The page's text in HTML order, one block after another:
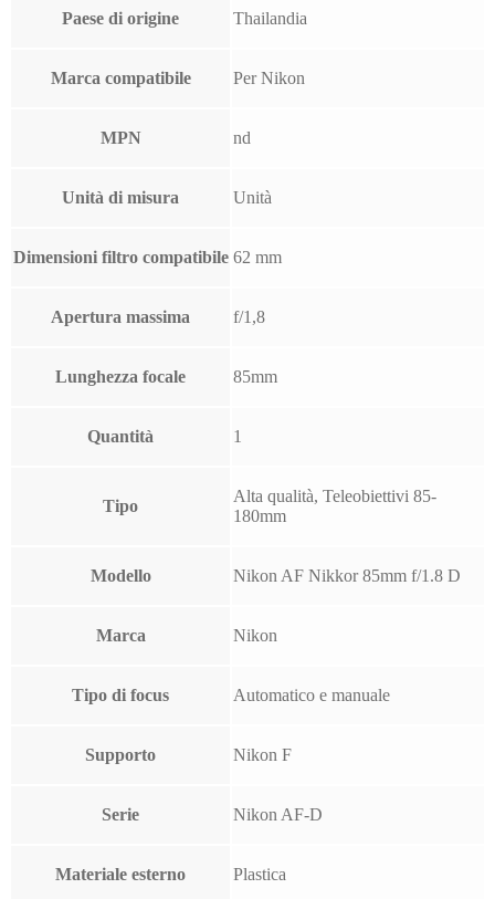
Paese di origine Thailandia
Marca compatibile Per Nikon
MPN nd
Unità di misura Unità
Dimensioni filtro compatibile 62 mm
Apertura massima f/1,8
Lunghezza focale 85mm
Quantità 1
Tipo
Alta qualità, Teleobiettivi 85-
180mm
Modello Nikon AF Nikkor 85mm f/1.8 D
Marca Nikon
Tipo di focus Automatico e manuale
Supporto Nikon F
Serie Nikon AF-D
Materiale esterno Plastica